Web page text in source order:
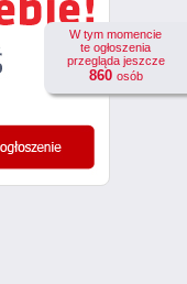
W tym momencie
te ogłoszenia
przegląda jeszcze
860 osób